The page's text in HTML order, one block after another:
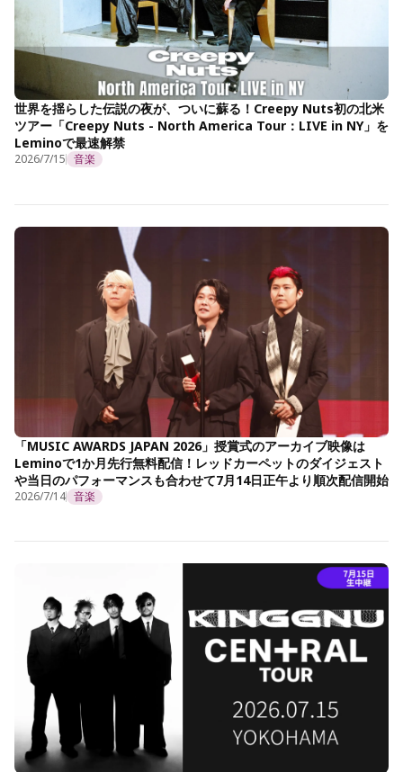
世界を揺らした伝説の夜が、ついに蘇る！Creepy Nuts初の北米
ツアー「Creepy Nuts - North America Tour：LIVE in NY」を
Leminoで最速解禁
2026/7/15 音楽
「MUSIC AWARDS JAPAN 2026」授賞式のアーカイブ映像は
Leminoで1か月先行無料配信！レッドカーペットのダイジェスト
や当日のパフォーマンスも合わせて7月14日正午より順次配信開始
2026/7/14 音楽